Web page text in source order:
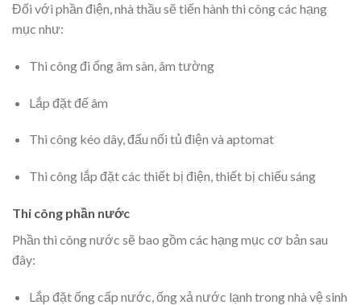
Đối với phần điện, nhà thầu sẽ tiến hành thi công các hạng
mục như:
Thi công đi ống âm sàn, âm tường
Lắp đặt đế âm
Thi công kéo dây, đấu nối tủ điện và aptomat
Thi công lắp đặt các thiết bị điện, thiết bị chiếu sáng
Thi công phần nước
Phần thi công nước sẽ bao gồm các hạng mục cơ bản sau
đây:
Lắp đặt ống cấp nước, ống xả nước lạnh trong nhà vệ sinh